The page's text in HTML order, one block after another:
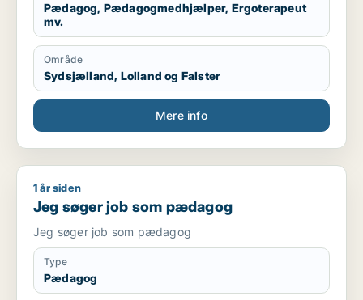
Pædagog, Pædagogmedhjælper, Ergoterapeut
mv.
Område
Sydsjælland, Lolland og Falster
Mere info
Jeg søger job som pædagog
1 år siden
Jeg søger job som pædagog
Jeg søger job som pædagog
Type
Pædagog